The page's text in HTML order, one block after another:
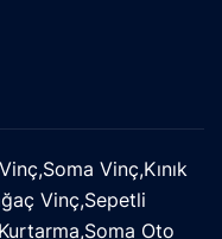
Vinç,Kınık
Vinç,Sepetli
Oto